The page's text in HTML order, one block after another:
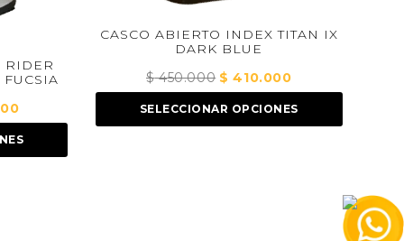
CASCO ABIERTO INDEX TITAN IX
DARK BLUE
El
precio
original
$410.000El
precio
actual
SELECCIONAR OPCIONES